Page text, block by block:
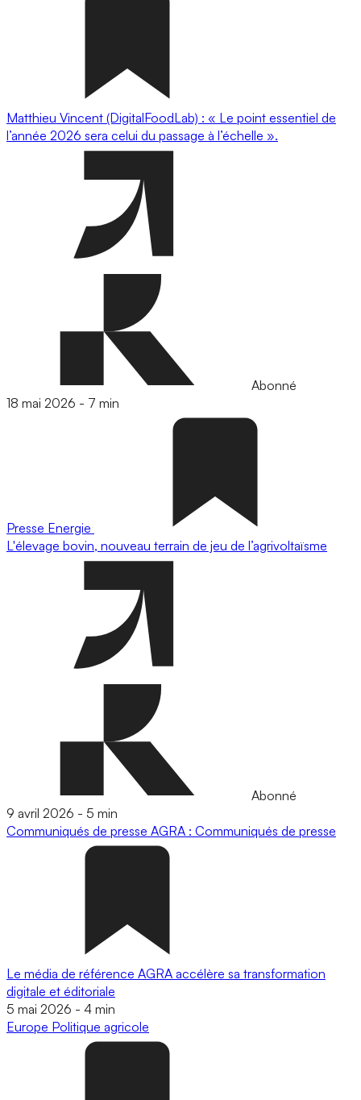
Matthieu Vincent (DigitalFoodLab) : « Le point essentiel de
l’année 2026 sera celui du passage à l’échelle ».
Abonné
18 mai 2026 - 7 min
Presse Energie
L'élevage bovin, nouveau terrain de jeu de l’agrivoltaïsme
Abonné
9 avril 2026 - 5 min
Communiqués de presse AGRA : Communiqués de presse
Le média de référence AGRA accélère sa transformation
digitale et éditoriale
5 mai 2026 - 4 min
Europe Politique agricole